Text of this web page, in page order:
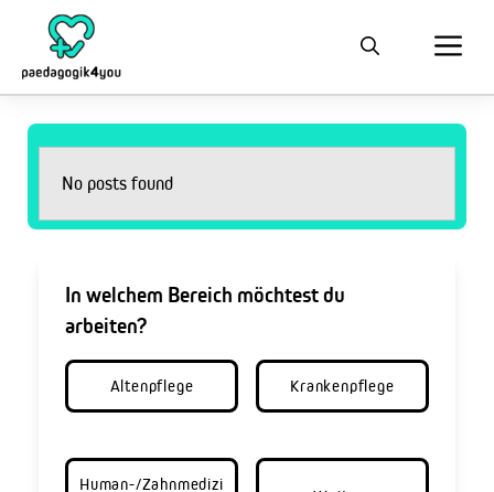
No posts found
In welchem Bereich möchtest du
arbeiten?
Altenpflege Krankenpflege
Human-/Zahnmedizi